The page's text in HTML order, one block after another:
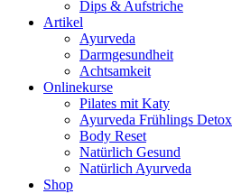
Dips & Aufstriche
Artikel
Ayurveda
Darmgesundheit
Achtsamkeit
Onlinekurse
Pilates mit Katy
Ayurveda Frühlings Detox
Body Reset
Natürlich Gesund
Natürlich Ayurveda
Shop